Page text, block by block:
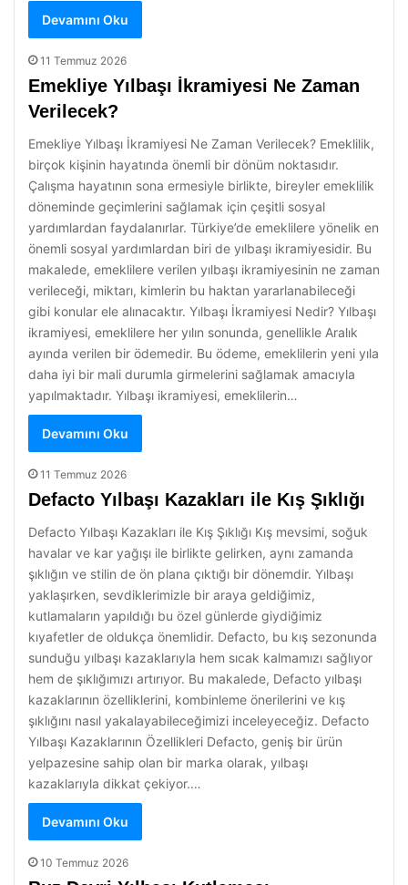
Devamını Oku
11 Temmuz 2026
Emekliye Yılbaşı İkramiyesi Ne Zaman
Verilecek?
Emekliye Yılbaşı İkramiyesi Ne Zaman Verilecek? Emeklilik,
birçok kişinin hayatında önemli bir dönüm noktasıdır.
Çalışma hayatının sona ermesiyle birlikte, bireyler emeklilik
döneminde geçimlerini sağlamak için çeşitli sosyal
yardımlardan faydalanırlar. Türkiye’de emeklilere yönelik en
önemli sosyal yardımlardan biri de yılbaşı ikramiyesidir. Bu
makalede, emeklilere verilen yılbaşı ikramiyesinin ne zaman
verileceği, miktarı, kimlerin bu haktan yararlanabileceği
gibi konular ele alınacaktır. Yılbaşı İkramiyesi Nedir? Yılbaşı
ikramiyesi, emeklilere her yılın sonunda, genellikle Aralık
ayında verilen bir ödemedir. Bu ödeme, emeklilerin yeni yıla
daha iyi bir mali durumla girmelerini sağlamak amacıyla
yapılmaktadır. Yılbaşı ikramiyesi, emeklilerin…
Devamını Oku
11 Temmuz 2026
Defacto Yılbaşı Kazakları ile Kış Şıklığı
Defacto Yılbaşı Kazakları ile Kış Şıklığı Kış mevsimi, soğuk
havalar ve kar yağışı ile birlikte gelirken, aynı zamanda
şıklığın ve stilin de ön plana çıktığı bir dönemdir. Yılbaşı
yaklaşırken, sevdiklerimizle bir araya geldiğimiz,
kutlamaların yapıldığı bu özel günlerde giydiğimiz
kıyafetler de oldukça önemlidir. Defacto, bu kış sezonunda
sunduğu yılbaşı kazaklarıyla hem sıcak kalmamızı sağlıyor
hem de şıklığımızı artırıyor. Bu makalede, Defacto yılbaşı
kazaklarının özelliklerini, kombinleme önerilerini ve kış
şıklığını nasıl yakalayabileceğimizi inceleyeceğiz. Defacto
Yılbaşı Kazaklarının Özellikleri Defacto, geniş bir ürün
yelpazesine sahip olan bir marka olarak, yılbaşı
kazaklarıyla dikkat çekiyor.…
Devamını Oku
10 Temmuz 2026